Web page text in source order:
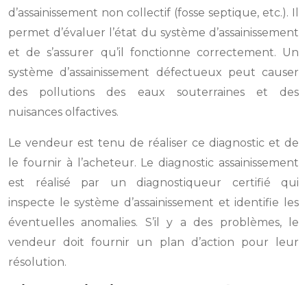
d’assainissement non collectif (fosse septique, etc.). Il
permet d’évaluer l’état du système d’assainissement
et de s’assurer qu’il fonctionne correctement. Un
système d’assainissement défectueux peut causer
des pollutions des eaux souterraines et des
nuisances olfactives.
Le vendeur est tenu de réaliser ce diagnostic et de
le fournir à l’acheteur. Le diagnostic assainissement
est réalisé par un diagnostiqueur certifié qui
inspecte le système d’assainissement et identifie les
éventuelles anomalies. S’il y a des problèmes, le
vendeur doit fournir un plan d’action pour leur
résolution.